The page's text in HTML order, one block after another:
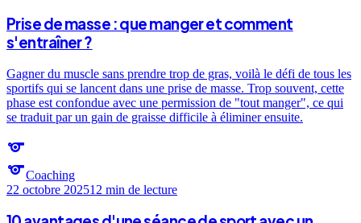
Prise de masse : que manger et comment
s'entraîner ?
Gagner du muscle sans prendre trop de gras, voilà le défi de tous les
sportifs qui se lancent dans une prise de masse. Trop souvent, cette
phase est confondue avec une permission de "tout manger", ce qui
se traduit par un gain de graisse difficile à éliminer ensuite.
sports
sportsCoaching
22 octobre 202512 min de lecture